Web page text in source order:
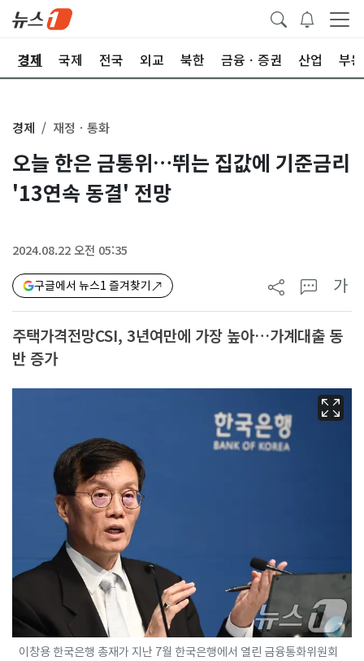
경제 국제 전국 외교 북한 금융ㆍ증권 산업 부
경제 재정ㆍ통화
오늘 한은 금통위…뛰는 집값에 기준금리
'13연속 동결' 전망
2024.08.22 오전 05:35
구글에서 뉴스1 즐겨찾기 가
주택가격전망CSI, 3년여만에 가장 높아…가계대출 동
반 증가
이창용 한국은행 총재가 지난 7월 한국은행에서 열린 금융통화위원회